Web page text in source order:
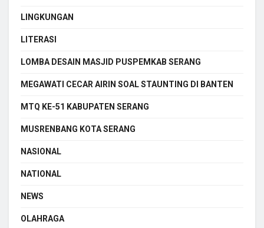
LINGKUNGAN
LITERASI
LOMBA DESAIN MASJID PUSPEMKAB SERANG
MEGAWATI CECAR AIRIN SOAL STAUNTING DI BANTEN
MTQ KE-51 KABUPATEN SERANG
MUSRENBANG KOTA SERANG
NASIONAL
NATIONAL
NEWS
OLAHRAGA